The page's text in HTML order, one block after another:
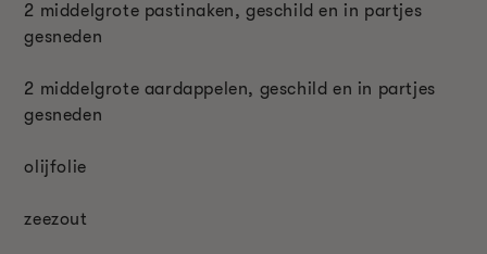
2 middelgrote pastinaken, geschild en in partjes
gesneden
2 middelgrote aardappelen, geschild en in partjes
gesneden
olijfolie
zeezout